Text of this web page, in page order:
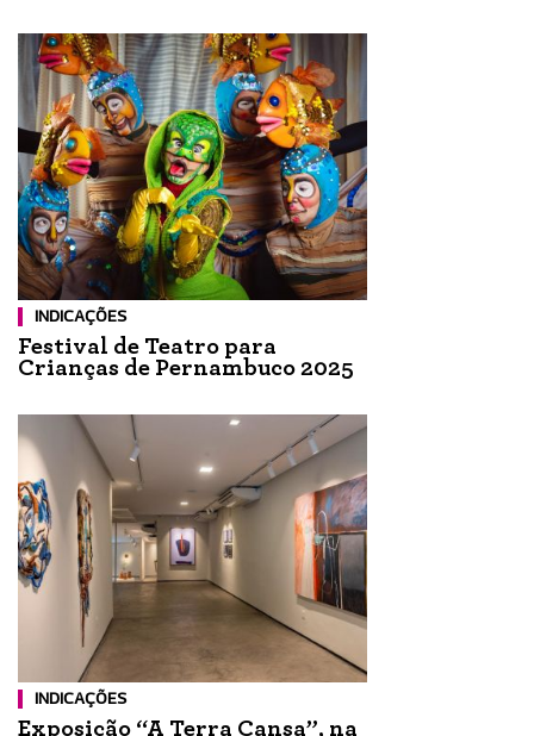
INDICAÇÕES
Festival de Teatro para
Crianças de Pernambuco 2025
INDICAÇÕES
Exposição “A Terra Cansa”, na